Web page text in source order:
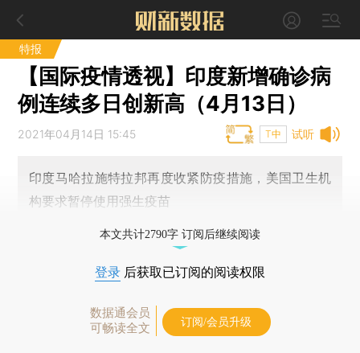
特报
【国际疫情透视】印度新增确诊病
例连续多日创新高（4月13日）
试听
2021年04月14日 15:45 T中
印度马哈拉施特拉邦再度收紧防疫措施，美国卫生机
构要求暂停使用强生疫苗
本文共计2790字 订阅后继续阅读
登录 后获取已订阅的阅读权限
数据通会员
可畅读全文
订阅/会员升级